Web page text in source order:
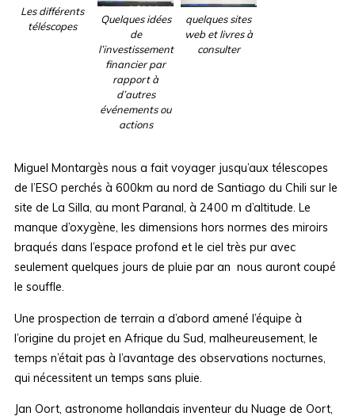
Les différents
téléscopes
Quelques idées
de
l’investissement
financier par
rapport à
d’autres
événements ou
actions
quelques sites
web et livres à
consulter
Miguel Montargès nous a fait voyager jusqu’aux télescopes
de l’ESO perchés à 600km au nord de Santiago du Chili sur le
site de La Silla, au mont Paranal, à 2400 m d’altitude. Le
manque d’oxygène, les dimensions hors normes des miroirs
braqués dans l’espace profond et le ciel très pur avec
seulement quelques jours de pluie par an nous auront coupé
le souffle.
Une prospection de terrain a d’abord amené l’équipe à
l’origine du projet en Afrique du Sud, malheureusement, le
temps n’était pas à l’avantage des observations nocturnes,
qui nécessitent un temps sans pluie.
Jan Oort, astronome hollandais inventeur du Nuage de Oort,